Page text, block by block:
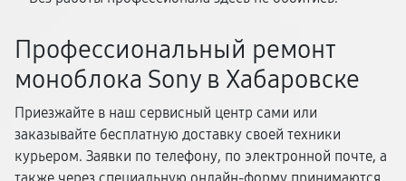
Профессиональный ремонт
моноблока Sony в Хабаровске
Приезжайте в наш сервисный центр сами или
заказывайте бесплатную доставку своей техники
курьером. Заявки по телефону, по электронной почте, а